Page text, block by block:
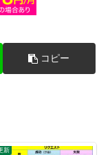
コピー
新